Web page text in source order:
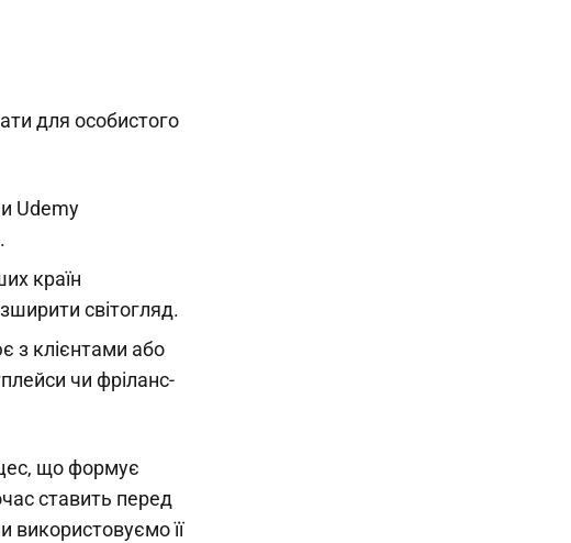
для особистого
Udemy
країн
світогляд.
з клієнтами або
чи фріланс-
що формує
ставить перед
використовуємо її